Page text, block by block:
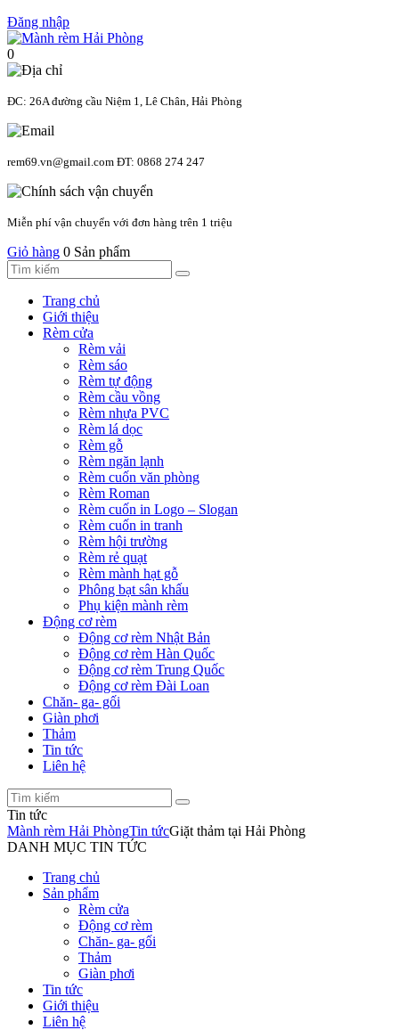
Đăng nhập
0
ĐC: 26A đường cầu Niệm 1, Lê Chân, Hải Phòng
rem69.vn@gmail.com ĐT: 0868 274 247
Miễn phí vận chuyển với đơn hàng trên 1 triệu
Giỏ hàng 0 Sản phẩm
Trang chủ
Giới thiệu
Rèm cửa
Rèm vải
Rèm sáo
Rèm tự động
Rèm cầu vồng
Rèm nhựa PVC
Rèm lá dọc
Rèm gỗ
Rèm ngăn lạnh
Rèm cuốn văn phòng
Rèm Roman
Rèm cuốn in Logo – Slogan
Rèm cuốn in tranh
Rèm hội trường
Rèm rẻ quạt
Rèm mành hạt gỗ
Phông bạt sân khấu
Phụ kiện mành rèm
Động cơ rèm
Động cơ rèm Nhật Bản
Động cơ rèm Hàn Quốc
Động cơ rèm Trung Quốc
Động cơ rèm Đài Loan
Chăn- ga- gối
Giàn phơi
Thảm
Tin tức
Liên hệ
Tin tức
Mành rèm Hải PhòngTin tứcGiặt thảm tại Hải Phòng
DANH MỤC TIN TỨC
Trang chủ
Sản phẩm
Rèm cửa
Động cơ rèm
Chăn- ga- gối
Thảm
Giàn phơi
Tin tức
Giới thiệu
Liên hệ